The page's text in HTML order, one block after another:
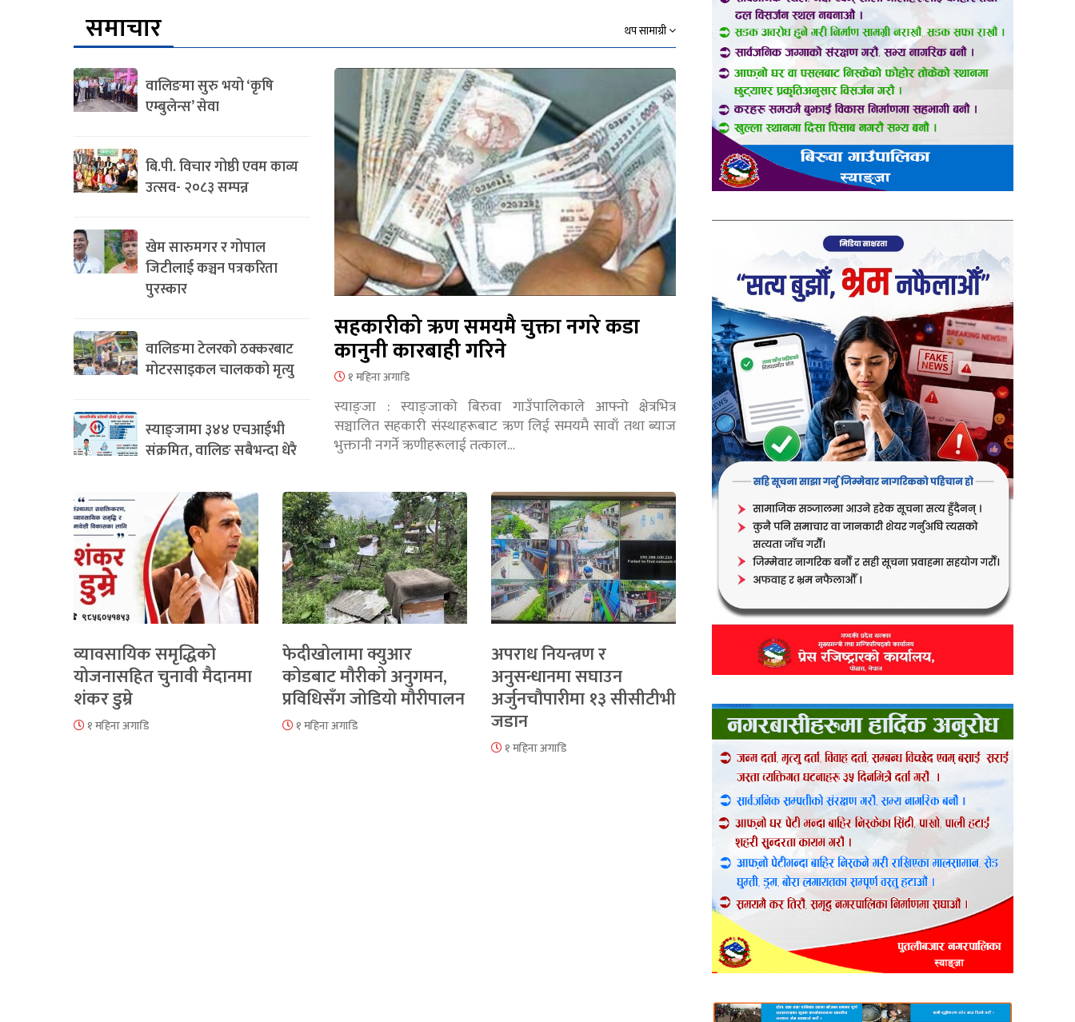
समाचार थप सामाग्री
वालिङमा सुरु भयो ‘कृषि
एम्बुलेन्स’ सेवा
बि.पी. विचार गोष्ठी एवम काव्य
उत्सव- २०८३ सम्पन्न
खेम सारुमगर र गोपाल
जिटीलाई कञ्चन पत्रकरिता
पुरस्कार
वालिङमा टेलरको ठक्करबाट
मोटरसाइकल चालकको मृत्यु
स्याङ्जामा ३४४ एचआईभी
संक्रमित, वालिङ सबैभन्दा धेरै
सहकारीको ऋण समयमै चुक्ता नगरे कडा
कानुनी कारबाही गरिने
१ महिना अगाडि
स्याङ्जा : स्याङ्जाको बिरुवा गाउँपालिकाले आफ्नो क्षेत्रभित्र
सञ्चालित सहकारी संस्थाहरूबाट ऋण लिई समयमै सावाँ तथा ब्याज
भुक्तानी नगर्ने ऋणीहरूलाई तत्काल…
व्यावसायिक समृद्धिको
योजनासहित चुनावी मैदानमा
शंकर डुम्रे
१ महिना अगाडि
फेदीखोलामा क्युआर
कोडबाट मौरीको अनुगमन,
प्रविधिसँग जोडियो मौरीपालन
१ महिना अगाडि
अपराध नियन्त्रण र
अनुसन्धानमा सघाउन
अर्जुनचौपारीमा १३ सीसीटीभी
जडान
१ महिना अगाडि